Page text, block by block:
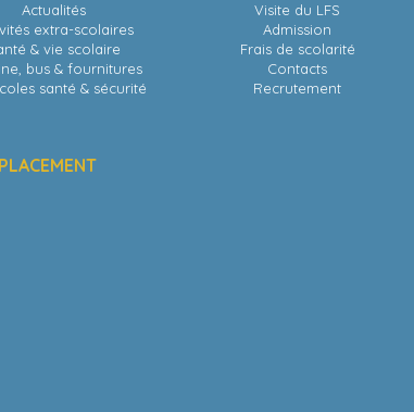
Actualités
extra-scolaires
& vie scolaire
bus & fournitures
santé & sécurité
Visite du LFS
Admission
Frais de scolarité
Contacts
Recrutement